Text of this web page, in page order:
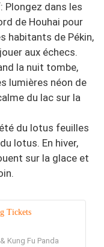
Plongez dans les
de Houhai pour
habitants de Pékin,
aux échecs.
la nuit tombe,
lumières néon de
du lac sur la
du lotus feuilles
lotus. En hiver,
sur la glace et
Tickets
Kung Fu Panda